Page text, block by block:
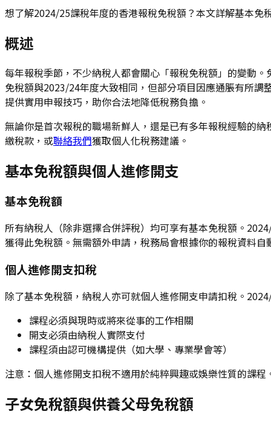
想了解2024/25課稅年度的香港報稅免稅額？本文詳解基本
概述
每年報稅季節，不少納稅人都會關心「報稅免稅額」的變動
免稅額與2023/24年度大致相同，但部分項目因應通脹有所
提供實用申報技巧，助你合法地降低稅務負擔。
無論你是首次報稅的職場新鮮人，還是已有多年報稅經驗的
繳稅款，或聯絡我們獲取個人化稅務建議。
基本免稅額與個人進修開支
基本免稅額
所有納稅人（除非選擇合併評稅）均可享有基本免稅額。
獲得此免稅額。無需額外申請，稅務局會根據你的報稅資料自
個人進修開支扣稅
除了基本免稅額，納稅人亦可就個人進修開支申請扣稅。
課程必須與現時或將來從事的工作相關
開支必須由納稅人實際支付
課程須由認可機構提供（如大學、專業學會等）
注意：個人進修開支扣稅不適用於純粹興趣或娛樂性質的課程
子女免稅額與供養父母免稅額